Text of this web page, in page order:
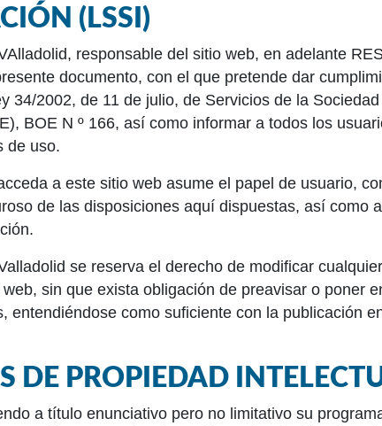
(LSSI)
responsable del sitio web, en adelante
documento, con el que pretende dar
34/2002, de 11 de julio, de Servicios de la
BOE N º 166, así como informar a todos los
de uso.
a este sitio web asume el papel de usuario,
de las disposiciones aquí dispuestas, así como
se reserva el derecho de modificar
sin que exista obligación de preavisar o poner
entendiéndose como suficiente con la publicación
DE PROPIEDAD
a título enunciativo pero no limitativo su